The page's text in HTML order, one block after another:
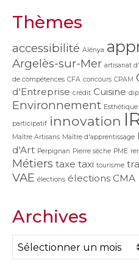
Thèmes
accessibilité Alénya
Argelès-sur-Mer artisanat
de compétences CFA concours CPAM
d'Entreprise crédit Cuisine
Environnement Esthétique
participatif innovation
Maître Artisans Maître d'apprentissage
d'Art Perpignan Pierre sèche PME
Métiers taxe taxi tourisme
VAE élections élections CMA
Archives
Archives